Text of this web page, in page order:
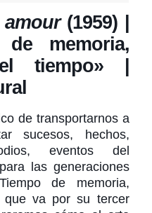
amour (1959) |
memoria,
tiempo» |
de transportarnos a
sucesos, hechos,
eventos del
las generaciones
de memoria,
que va por su tercer